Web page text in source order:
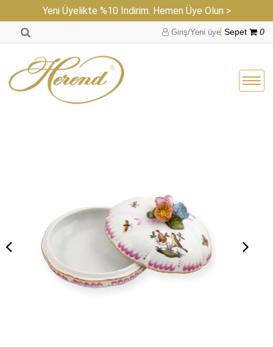
Yeni Üyelikte %10 İndirim. Hemen Üye Olun >
Giriş/Yeni üye Sepet 0